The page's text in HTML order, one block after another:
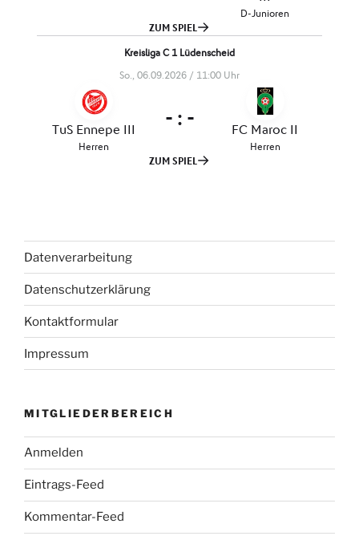
Datenverarbeitung
Datenschutzerklärung
Kontaktformular
Impressum
MITGLIEDERBEREICH
Anmelden
Eintrags-Feed
Kommentar-Feed